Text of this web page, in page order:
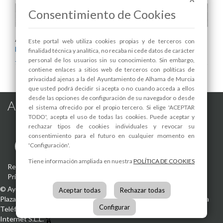
Areas relacionadas:
Desarrollo Local y Empleo
Juventud
Alhama de Murcia en las Redes
Registro de actividades de tratamiento -Aviso Legal-Política de
Privacidad
© Ayuntamiento de Alhama de Murcia
Plaza de la Constitución, 130840 Alhama de Murcia(Murcia)
España
Teléfono:
info@alhamademurcia.es
Internet S.L.L.
Consentimiento de Cookies
Este portal web utiliza cookies propias y de terceros con
finalidad técnica y analítica, no recaba ni cede datos de carácter
personal de los usuarios sin su conocimiento. Sin embargo,
contiene enlaces a sitios web de terceros con políticas de
privacidad ajenas a la del Ayuntamiento de Alhama de Murcia
que usted podrá decidir si acepta o no cuando acceda a ellos
desde las opciones de configuración de su navegador o desde
el sistema ofrecido por el propio tercero. Si elige 'ACEPTAR
TODO', acepta el uso de todas las cookies. Puede aceptar y
rechazar tipos de cookies individuales y revocar su
consentimiento para el futuro en cualquier momento en
'Configuración'.
Tiene información ampliada en nuestra POLÍTICA DE COOKIES
Aceptar todas Rechazar todas
Configurar